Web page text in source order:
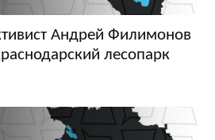
Андрей Филимонов
лесопарк